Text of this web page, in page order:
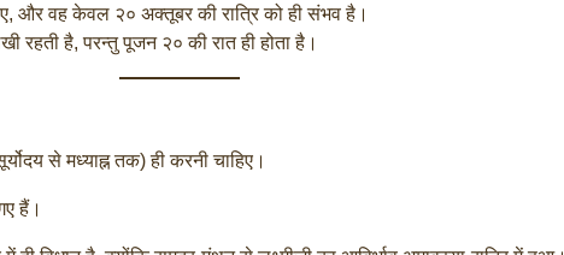
और वह केवल २० अक्तूबर की रात्रि को ही संभव है।
रहती है, परन्तु पूजन २० की रात ही होता है।
से मध्याह्न तक) ही करनी चाहिए।
हैं।